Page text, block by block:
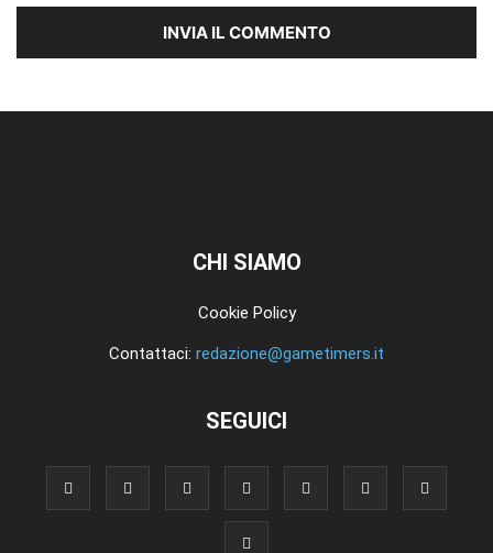
CHI SIAMO
Cookie Policy
Contattaci: redazione@gametimers.it
SEGUICI